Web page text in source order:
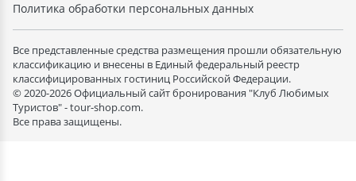
Политика обработки персональных данных
Все представленные средства размещения прошли обязательную
классификацию и внесены в Единый федеральный реестр
классифицированных гостиниц Российской Федерации.
© 2020-2026 Официальный сайт бронирования "Клуб Любимых
Туристов" - tour-shop.com.
Все права защищены.